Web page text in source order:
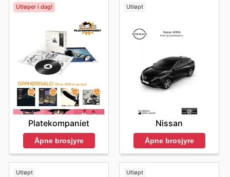
Utløper i dag!
Platekompaniet
Åpne brosjyre
Utløpt
Nissan
Åpne brosjyre
Utløpt Utløpt